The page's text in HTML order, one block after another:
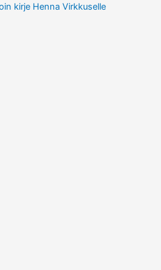
kirje Henna Virkkuselle